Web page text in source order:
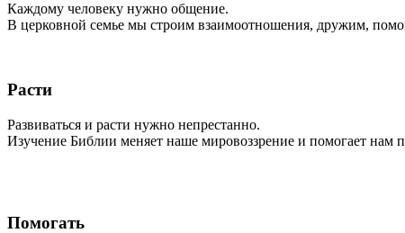
Каждому человеку нужно общение.
В церковной семье мы строим взаимоотношения, дружим,
Расти
Развиваться и расти нужно непрестанно.
Изучение Библии меняет наше мировоззрение и помогает
Помогать